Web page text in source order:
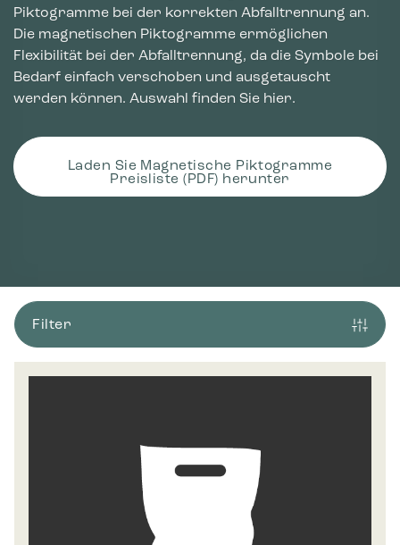
Piktogramme bei der korrekten Abfalltrennung an.
Die magnetischen Piktogramme ermöglichen
Flexibilität bei der Abfalltrennung, da die Symbole bei
Bedarf einfach verschoben und ausgetauscht
werden können. Auswahl finden Sie hier.
Laden Sie Magnetische Piktogramme
Preisliste (PDF) herunter
Filter